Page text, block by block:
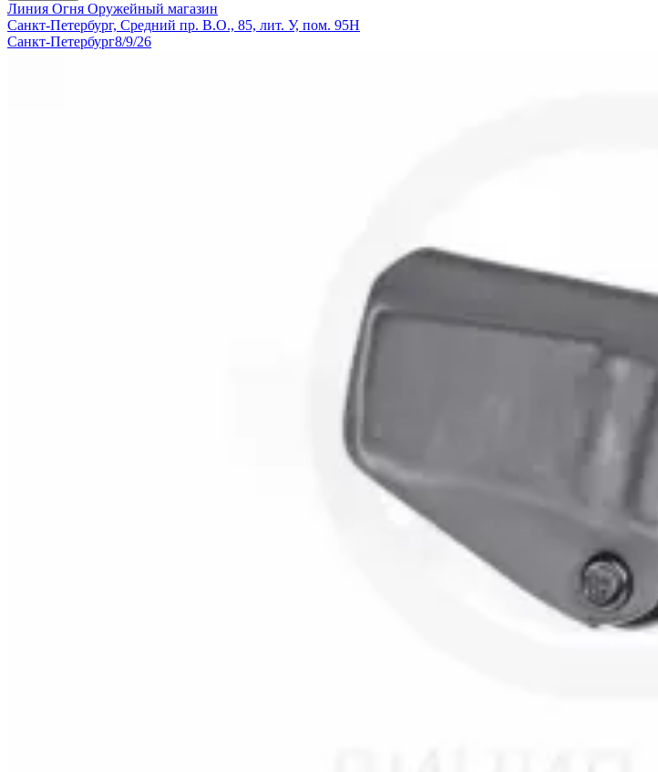
Линия Огня Оружейный магазин
Санкт-Петербург, Средний пр. В.О., 85, лит. У, пом. 95Н
Санкт-Петербург8/9/26